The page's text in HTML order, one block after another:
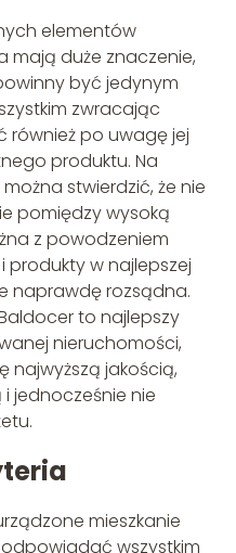
elementów
mają duże znaczenie,
być jedynym
zwracając
również po uwagę jej
produktu. Na
stwierdzić, że nie
pomiędzy wysoką
z powodzeniem
produkty w najlepszej
naprawdę rozsądna.
to najlepszy
nieruchomości,
najwyższą jakością,
jednocześnie nie
mieszkanie
wszystkim